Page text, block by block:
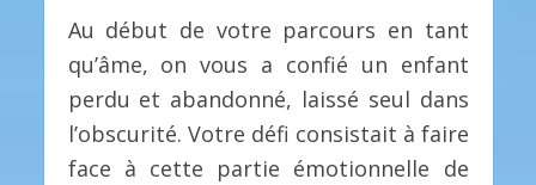
Au début de votre parcours en tant
qu’âme, on vous a confié un enfant
perdu et abandonné, laissé seul dans
l’obscurité. Votre défi consistait à faire
face à cette partie émotionnelle de